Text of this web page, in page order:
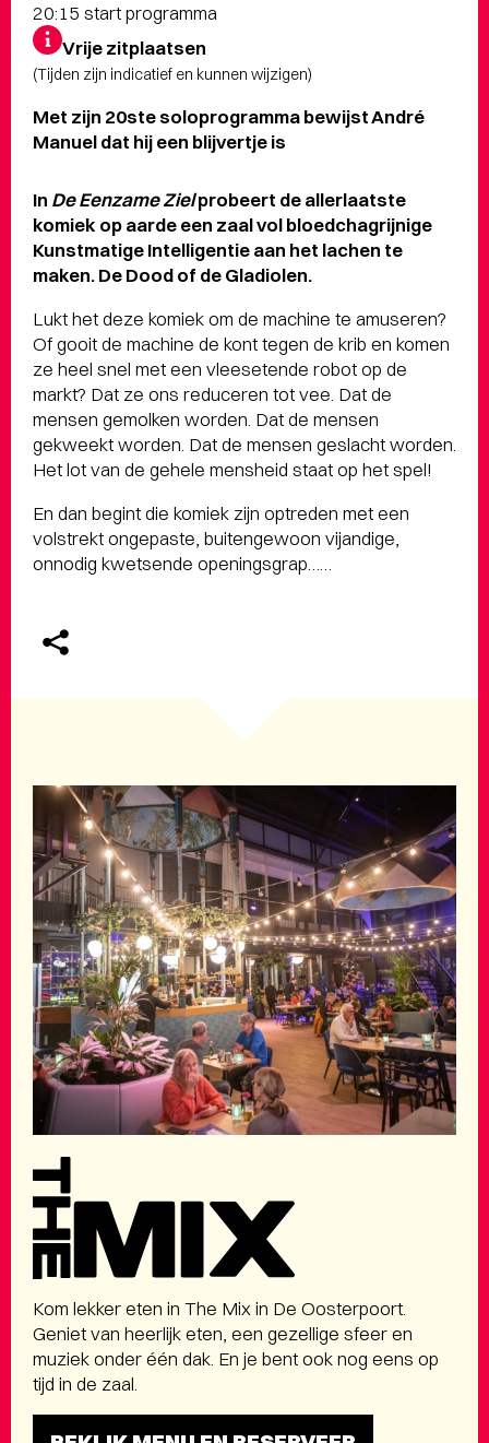
20:15 start programma
Vrije zitplaatsen
(Tijden zijn indicatief en kunnen wijzigen)
Met zijn 20ste soloprogramma bewijst André
Manuel dat hij een blijvertje is
In De Eenzame Zielprobeert de allerlaatste
komiek op aarde een zaal vol bloedchagrijnige
Kunstmatige Intelligentie aan het lachen te
maken. De Dood of de Gladiolen.
Lukt het deze komiek om de machine te amuseren?
Of gooit de machine de kont tegen de krib en komen
ze heel snel met een vleesetende robot op de
markt? Dat ze ons reduceren tot vee. Dat de
mensen gemolken worden. Dat de mensen
gekweekt worden. Dat de mensen geslacht worden.
Het lot van de gehele mensheid staat op het spel!
En dan begint die komiek zijn optreden met een
volstrekt ongepaste, buitengewoon vijandige,
onnodig kwetsende openingsgrap……
The
Mix
la
Kom lekker eten in The Mix in De Oosterpoort.
Geniet van heerlijk eten, een gezellige sfeer en
muziek onder één dak. En je bent ook nog eens op
tijd in de zaal.